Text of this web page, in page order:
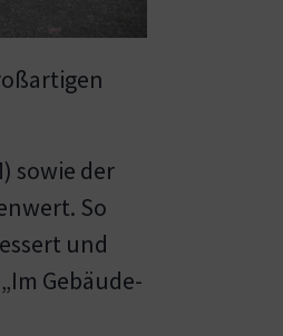
sowie der
So
und
Gebäude-